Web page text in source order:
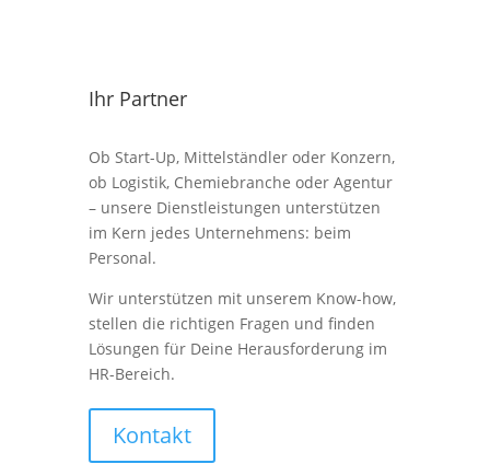
Ihr Partner
Ob Start-Up, Mittelständler oder Konzern,
ob Logistik, Chemiebranche oder Agentur
– unsere Dienstleistungen unterstützen
im Kern jedes Unternehmens: beim
Personal.
Wir unterstützen mit unserem Know-how,
stellen die richtigen Fragen und finden
Lösungen für Deine Herausforderung im
HR-Bereich.
Kontakt